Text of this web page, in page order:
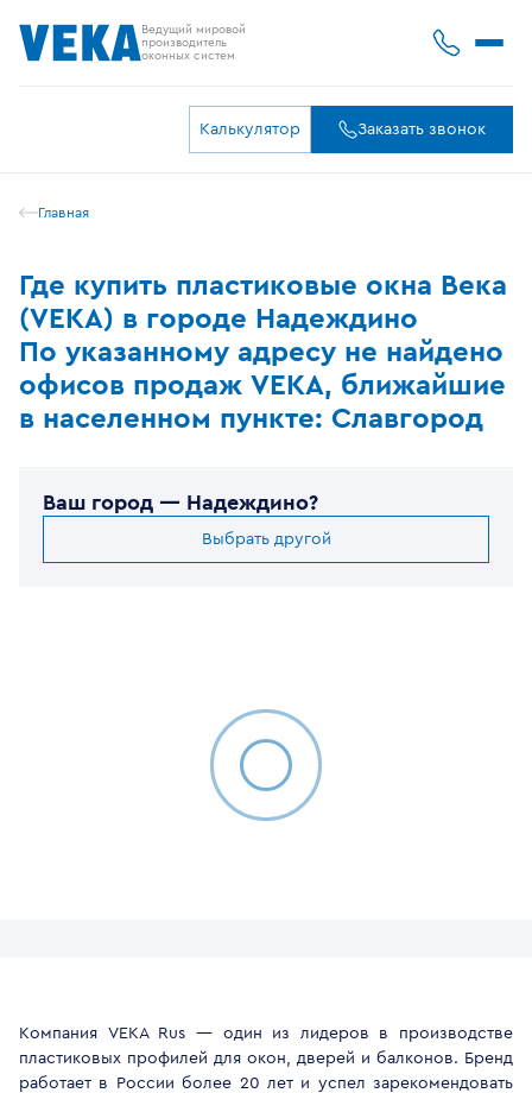
Ведущий мировой
производитель
оконных систем
Калькулятор Заказать звонок
Главная
Где купить пластиковые окна Века
(VEKA) в городе Надеждино
По указанному адресу не найдено
офисов продаж VEKA, ближайшие
в населенном пункте: Славгород
Ваш город — Надеждино?
Выбрать другой
Компания VEKA Rus — один из лидеров в производстве
пластиковых профилей для окон, дверей и балконов. Бренд
работает в России более 20 лет и успел зарекомендовать